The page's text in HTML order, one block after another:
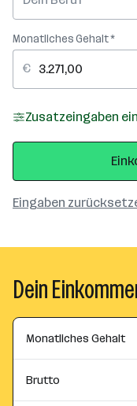
Monatliches Gehalt *
Zusatzeingaben
Eingaben
Dein
Monatliches Gehalt
Brutto